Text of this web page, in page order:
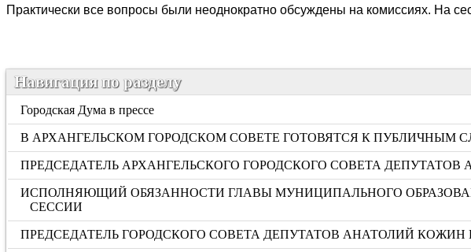
Практически все вопросы были неоднократно обсуждены на комиссиях. На
Навигация по разделу
Городская Дума в прессе
В АРХАНГЕЛЬСКОМ ГОРОДСКОМ СОВЕТЕ ГОТОВЯТСЯ К
ПРЕДСЕДАТЕЛЬ АРХАНГЕЛЬСКОГО ГОРОДСКОГО СОВЕТА
ИСПОЛНЯЮЩИЙ ОБЯЗАННОСТИ ГЛАВЫ МУНИЦИПАЛЬНОГО
СЕССИИ
ПРЕДСЕДАТЕЛЬ ГОРОДСКОГО СОВЕТА ДЕПУТАТОВ АНАТОЛИЙ